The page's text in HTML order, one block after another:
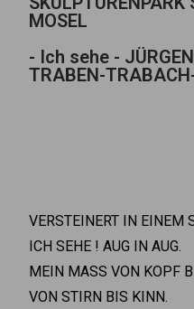
MOSEL
- Ich sehe -
TRABEN-
VERSTEINERT IN EINEM
ICH SEHE ! AUG IN AUG.
MEIN MASS VON KOPF
VON STIRN BIS KINN.